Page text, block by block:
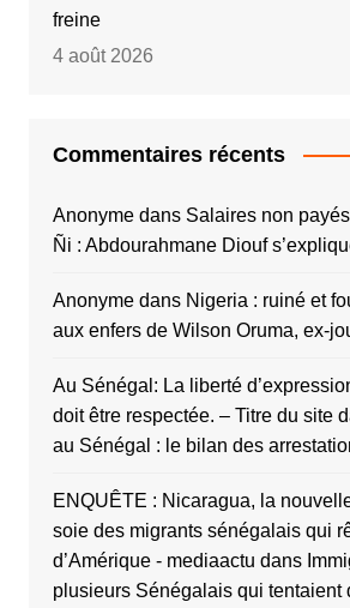
freine
4 août 2026
Commentaires récents
Anonymedans Salaires non
Ñi : Abdourahmane Diouf
Anonymedans Nigeria : ruiné et
aux enfers de Wilson Oruma, ex-
Au Sénégal: La liberté
doit être respectée. – Titre du site
au Sénégal : le bilan des
ENQUÊTE : Nicaragua, la
soie des migrants sénégalais qui
d’Amérique - mediaactu dans
plusieurs Sénégalais qui tentaient